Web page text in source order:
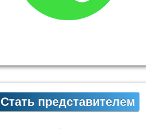
Стать представителем